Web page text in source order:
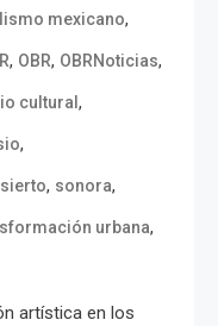
mexicano,
, OBR, OBRNoticias,
cultural,
,
, sonora,
urbana,
artística en los